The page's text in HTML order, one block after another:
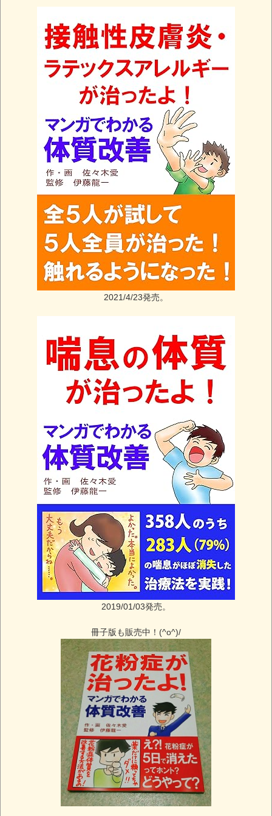
2021/4/23発売。
2019/01/03発売。
冊子版も販売中！(^o^)/